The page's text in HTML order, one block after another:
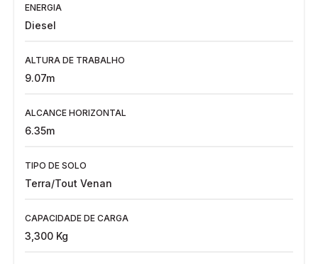
ENERGIA
Diesel
ALTURA DE TRABALHO
9.07m
ALCANCE HORIZONTAL
6.35m
TIPO DE SOLO
Terra/Tout Venan
CAPACIDADE DE CARGA
3,300 Kg